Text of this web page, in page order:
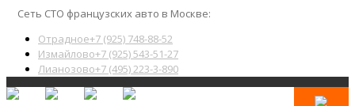
Сеть СТО французских авто в Москве:
Отрадное+7 (925) 748-88-52
Измайлово+7 (925) 543-51-27
Лианозово+7 (495) 223-3-890